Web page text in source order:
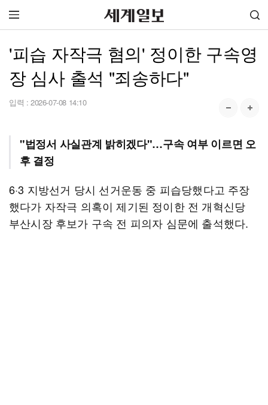
'피습 자작극 혐의' 정이한 구속영
장 심사 출석 "죄송하다"
입력 : 2026-07-08 14:10
"법정서 사실관계 밝히겠다"…구속 여부 이르면 오
후 결정
6·3 지방선거 당시 선거운동 중 피습당했다고 주장
했다가 자작극 의혹이 제기된 정이한 전 개혁신당
부산시장 후보가 구속 전 피의자 심문에 출석했다.